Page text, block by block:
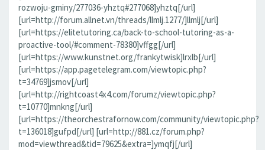
rozwoju-gminy/277036-yhztq#277068]yhztq[/url]
[url=http://forum.allnet.vn/threads/llmlj.1277/]llmlj[/url]
[url=https://elitetutoring.ca/back-to-school-tutoring-as-a-
proactive-tool/#comment-78380]vffgg[/url]
[url=https://www.kunstnet.org/frankytwisk]lrxlb[/url]
[url=https://app.pagetelegram.com/viewtopic.php?
t=34769]jsmov[/url]
[url=http://rightcoast4x4.com/forumz/viewtopic.php?
t=10770]mnkng[/url]
[url=https://theorchestrafornow.com/community/viewtopic.php?
t=136018]gufpd[/url] [url=http://881.cz/forum.php?
mod=viewthread&tid=79625&extra=]ymqfj[/url]